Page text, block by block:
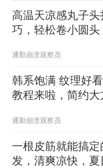
高温天凉感丸子头
巧，轻松卷小圆头
通勤崩溃观察员
韩系饱满 纹理好
教程来啦，简约大
通勤崩溃观察员
一根皮筋就能搞定
发，清爽凉快，夏